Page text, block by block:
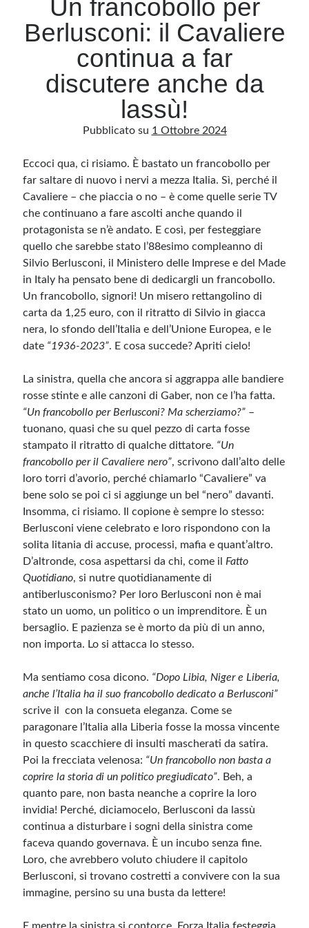
Questo blog non rappresenta una testata giornalistica, in quanto viene aggiornato
senza alcuna periodicità. Non può pertanto considerarsi un prodotto editoriale ai
sensi della legge n· 62 del 7.03.2001. L’autore non è responsabile di quanto
pubblicato dai lettori nei commenti ai vari post. Saranno comunque cancellati quelli
ritenuti offensivi o lesivi dell’immagine o dell’onorabilità di terzi, di genere spam,
razzisti o che contengano dati personali non conformi al rispetto delle norme sulla
privacy. Alcune immagini inserite in questo blog sono tratte da Internet e, pertanto,
considerate di pubblico dominio. Qualora la loro pubblicazione violasse eventuali
diritti d’autore, vi invito a comunicarlo via e-mail a info[at]dinovalle.it e saranno
immediatamente rimosse. L’autore del blog non è responsabile dei siti collegati
Meta
Feed dei contenuti
Feed dei commenti
WordPress.org
Un francobollo per
Berlusconi: il Cavaliere
continua a far
discutere anche da
lassù!
Pubblicato su 1 Ottobre 2024
Eccoci qua, ci risiamo. È bastato un francobollo per
far saltare di nuovo i nervi a mezza Italia. Sì, perché il
Cavaliere – che piaccia o no – è come quelle serie TV
che continuano a fare ascolti anche quando il
protagonista se n’è andato. E così, per festeggiare
quello che sarebbe stato l’88esimo compleanno di
Silvio Berlusconi, il Ministero delle Imprese e del Made
in Italy ha pensato bene di dedicargli un francobollo.
Un francobollo, signori! Un misero rettangolino di
carta da 1,25 euro, con il ritratto di Silvio in giacca
nera, lo sfondo dell’Italia e dell’Unione Europea, e le
date “1936-2023”. E cosa succede? Apriti cielo!
La sinistra, quella che ancora si aggrappa alle bandiere
rosse stinte e alle canzoni di Gaber, non ce l’ha fatta.
“Un francobollo per Berlusconi? Ma scherziamo?” –
tuonano, quasi che su quel pezzo di carta fosse
stampato il ritratto di qualche dittatore. “Un
francobollo per il Cavaliere nero”, scrivono dall’alto delle
loro torri d’avorio, perché chiamarlo “Cavaliere” va
bene solo se poi ci si aggiunge un bel “nero” davanti.
Insomma, ci risiamo. Il copione è sempre lo stesso:
Berlusconi viene celebrato e loro rispondono con la
solita litania di accuse, processi, mafia e quant’altro.
D’altronde, cosa aspettarsi da chi, come il Fatto
Quotidiano, si nutre quotidianamente di
antiberlusconismo? Per loro Berlusconi non è mai
stato un uomo, un politico o un imprenditore. È un
bersaglio. E pazienza se è morto da più di un anno,
non importa. Lo si attacca lo stesso.
Ma sentiamo cosa dicono. “Dopo Libia, Niger e Liberia,
anche l’Italia ha il suo francobollo dedicato a Berlusconi”
scrive il con la consueta eleganza. Come se
paragonare l’Italia alla Liberia fosse la mossa vincente
in questo scacchiere di insulti mascherati da satira.
Poi la frecciata velenosa: “Un francobollo non basta a
coprire la storia di un politico pregiudicato”. Beh, a
quanto pare, non basta neanche a coprire la loro
invidia! Perché, diciamocelo, Berlusconi da lassù
continua a disturbare i sogni della sinistra come
faceva quando governava. È un incubo senza fine.
Loro, che avrebbero voluto chiudere il capitolo
Berlusconi, si trovano costretti a convivere con la sua
immagine, persino su una busta da lettere!